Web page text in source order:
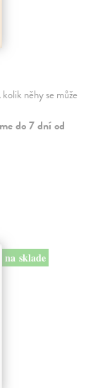
něhy se může
do 7 dní od
na sklade